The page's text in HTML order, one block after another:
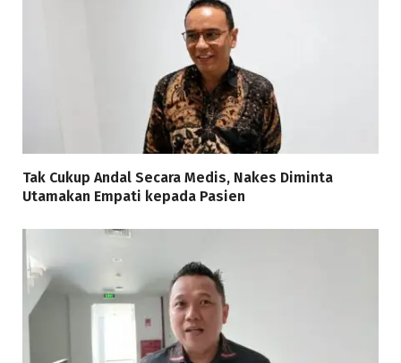
Tak Cukup Andal Secara Medis, Nakes Diminta
Utamakan Empati kepada Pasien